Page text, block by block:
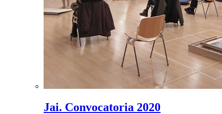
Jai. Convocatoria 2020